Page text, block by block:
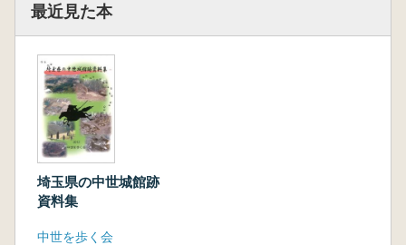
最近見た本
埼玉県の中世城館跡
資料集
中世を歩く会